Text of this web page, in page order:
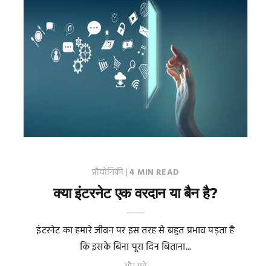
प्रौद्योगिकी |4 MIN READ
क्या इंटरनेट एक वरदान या बैन है?
इंटरनेट का हमारे जीवन पर इस तरह से बहुत प्रभाव पड़ता है
कि इसके बिना पूरा दिन बिताना...